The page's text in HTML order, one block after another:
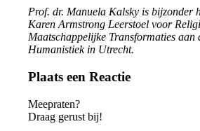
Prof. dr. Manuela Kalsky is bijzonder
Karen Armstrong Leerstoel voor
Maatschappelijke Transformaties
Humanistiek in Utrecht.
Plaats een Reactie
Meepraten?
Draag gerust bij!